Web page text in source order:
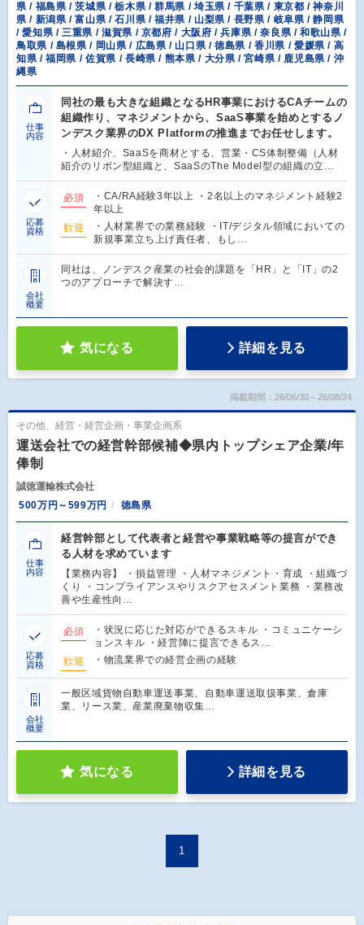
県 / 福島県 / 茨城県 / 栃木県 / 群馬県 / 埼玉県 / 千葉県 / 東京都 / 神奈川
県 / 新潟県 / 富山県 / 石川県 / 福井県 / 山梨県 / 長野県 / 岐阜県 / 静岡県
/ 愛知県 / 三重県 / 滋賀県 / 京都府 / 大阪府 / 兵庫県 / 奈良県 / 和歌山県 /
鳥取県 / 島根県 / 岡山県 / 広島県 / 山口県 / 徳島県 / 香川県 / 愛媛県 / 高
知県 / 福岡県 / 佐賀県 / 長崎県 / 熊本県 / 大分県 / 宮崎県 / 鹿児島県 / 沖
縄県
仕事
内容
同社の最も大きな組織となるHR事業におけるCAチームの
組織作り、マネジメントから、SaaS事業を始めとするノ
ンデスク業界のDX Platformの推進までお任せします。
・人材紹介、SaaSを商材とする、営業・CS体制整備（人材
紹介のリボン型組織と、SaaSのThe Model型の組織の立…
応募
資格
必須
・CA/RA経験3年以上 ・2名以上のマネジメント経験2
年以上
歓迎
・人材業界での業務経験 ・IT/デジタル領域においての
新規事業立ち上げ責任者、もし…
会社
概要
同社は、ノンデスク産業の社会的課題を「HR」と「IT」の2
つのアプローチで解決す…
気になる 詳細を見る
掲載期間：26/06/30～26/08/24
その他、経営・経営企画・事業企画系
運送会社での経営幹部候補◆県内トップシェア企業/年
俸制
誠徳運輸株式会社
500万円～599万円
徳島県
仕事
内容
経営幹部として代表者と経営や事業戦略等の提言ができ
る人材を求めています
【業務内容】 ・損益管理 ・人材マネジメント・育成 ・組織づ
くり ・コンプライアンスやリスクアセスメント業務 ・業務改
善や生産性向…
応募
資格
必須
・状況に応じた対応ができるスキル ・コミュニケーシ
ョンスキル ・経営陣に提言できるス…
歓迎
・物流業界での経営企画の経験
会社
概要
一般区域貨物自動車運送事業、自動車運送取扱事業、倉庫
業、リース業、産業廃棄物収集…
気になる 詳細を見る
1